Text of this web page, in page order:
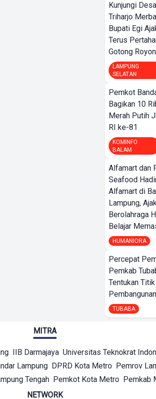
Kunjungi
Triharjo
Bupati Egi
Terus
Gotong
LAMPUNG
SELATAN
Pemkot
Bagikan 10
Merah Putih
RI ke-81
KOMINFO
BALAM
Alfamart dan
Seafood
Alfamart di
Lampung,
Berolahraga
Belajar
HUMANIORA
Percepat
Pemkab
Tentukan
TUBABA
MITRA
IIB Darmajaya Universitas Teknokrat
Lampung DPRD Kota Metro Pemrov
Tengah Pemkot Kota Metro Pemkab
NETWORK